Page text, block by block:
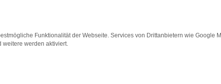
wenn Sie ein nahezu neues Fahrzeug zu einem
– moderne Technik, wenig Laufleistung und
neuwertigem Zustand und können gleichzeitig
und Expertise zur Seite. Wir bieten Ihnen
Funktionalität der Webseite. Services von Drittanbietern wie Google
weitere werden aktiviert.